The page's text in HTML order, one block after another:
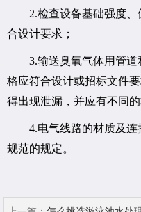
2.检查设备基础强度、
合设计要求；
3.输送臭氧气体用管道
格应符合设计或招标文件
得出现泄漏，并应有不同的
4.电气线路的材质及连
规范的规定。